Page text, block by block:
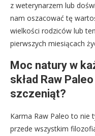
z weterynarzem lub
nam oszacować tę
wielkości rodziców lub
pierwszych miesiącach
Moc natury w
skład Raw
szczeniąt?
Karma Raw Paleo to nie
przede wszystkim